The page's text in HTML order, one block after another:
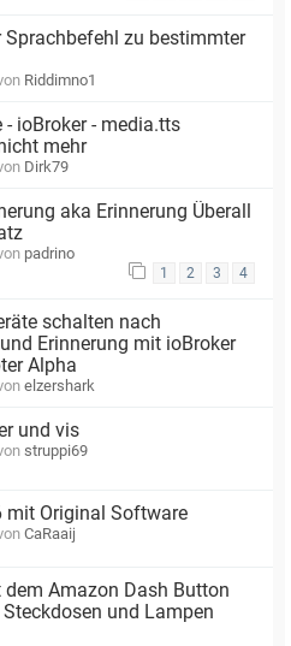
Sprachbefehl zu bestimmter
Riddimno1
- ioBroker - media.tts
mehr
Dirk79
aka Erinnerung Überall
padrino
1 2 3 4
schalten nach
Erinnerung mit ioBroker
Alpha
elzershark
und vis
struppi69
mit Original Software
CaRaaij
Amazon Dash Button
und Lampen